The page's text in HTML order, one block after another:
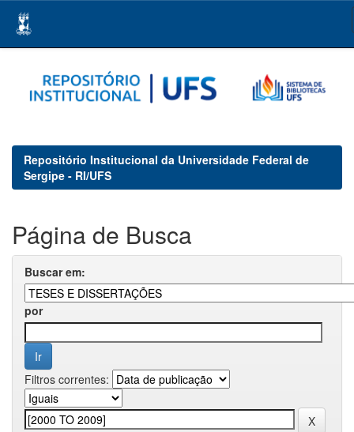
navigation
Repositório Institucional da Universidade Federal de
Sergipe - RI/UFS
Página de Busca
Buscar em:
por
Filtros correntes: